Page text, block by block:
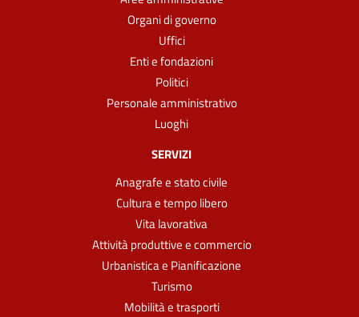
Organi di governo
Uffici
Enti e fondazioni
Politici
Personale amministrativo
Luoghi
SERVIZI
Anagrafe e stato civile
Cultura e tempo libero
Vita lavorativa
Attività produttive e commercio
Urbanistica e Pianificazione
Turismo
Mobilità e trasporti